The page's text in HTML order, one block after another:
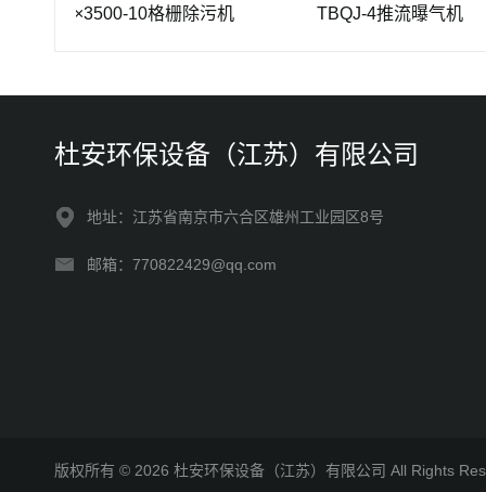
10格栅除污机 TBQJ-4推流曝气机
杜安环保设备（江苏）有限公司
地址：江苏省南京市六合区雄州工业园区8号
邮箱：770822429@qq.com
版权所有 © 2026 杜安环保设备（江苏）有限公司 All Rights